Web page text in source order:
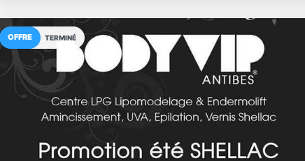
TERMINÉ
OFFRE